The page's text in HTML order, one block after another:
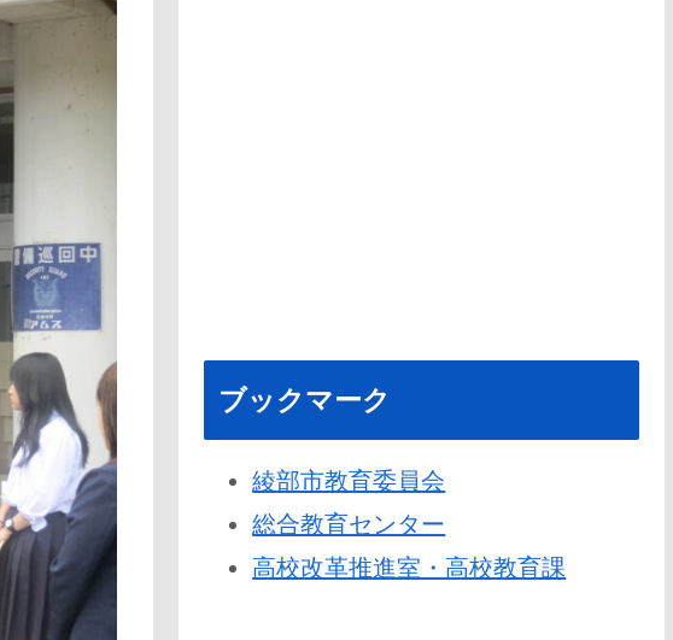
ブックマーク
綾部市教育委員会
総合教育センター
高校改革推進室・高校教育課